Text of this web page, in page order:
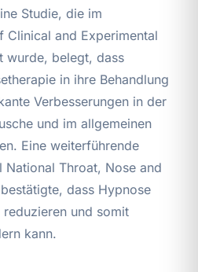
Studie, die im
Clinical and Experimental
wurde, belegt, dass
in ihre Behandlung
Verbesserungen in der
und im allgemeinen
Eine weiterführende
National Throat, Nose and
dass Hypnose
reduzieren und somit
kann.